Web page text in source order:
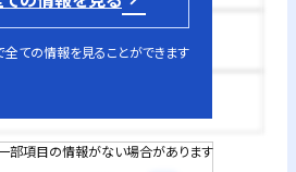
全ての情報を見ることができます
部項目の情報がない場合があります